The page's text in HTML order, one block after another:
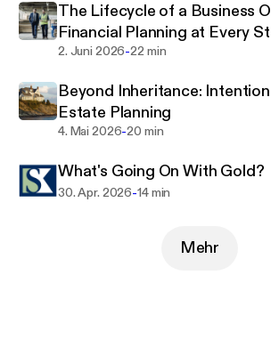
The Lifecycle of a Business
Financial Planning at Every
Foundation and Scaling to Exit
2. Juni 2026-22 min
Beyond Inheritance:
Estate Planning
4. Mai 2026-20 min
What's Going On With Gold?
30. Apr. 2026-14 min
Mehr